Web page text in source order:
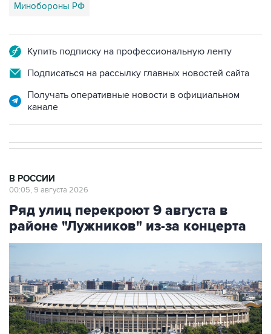
Минобороны РФ
Купить подписку на профессиональную ленту
Подписаться на рассылку главных новостей сайта
Получать оперативные новости в официальном
канале
В РОССИИ
00:05, 9 августа 2026
Ряд улиц перекроют 9 августа в
районе "Лужников" из-за концерта